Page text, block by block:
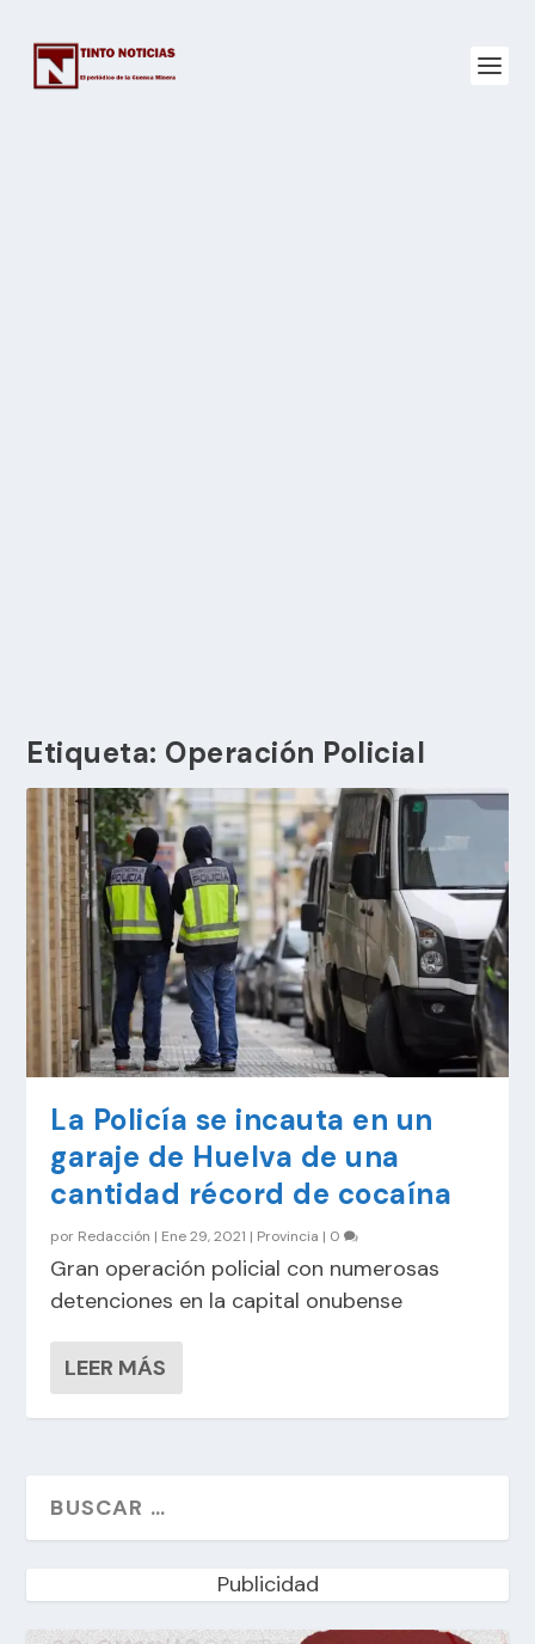
Etiqueta: Operación Policial
La Policía se incauta en un
garaje de Huelva de una
cantidad récord de cocaína
por Redacción | Ene 29, 2021 | Provincia | 0
Gran operación policial con numerosas
detenciones en la capital onubense
LEER MÁS
Publicidad